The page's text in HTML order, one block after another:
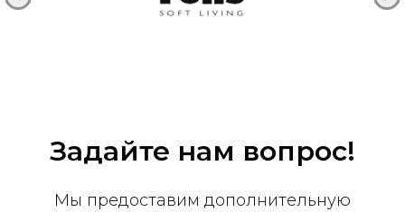
Задайте нам вопрос!
Мы предоставим дополнительную